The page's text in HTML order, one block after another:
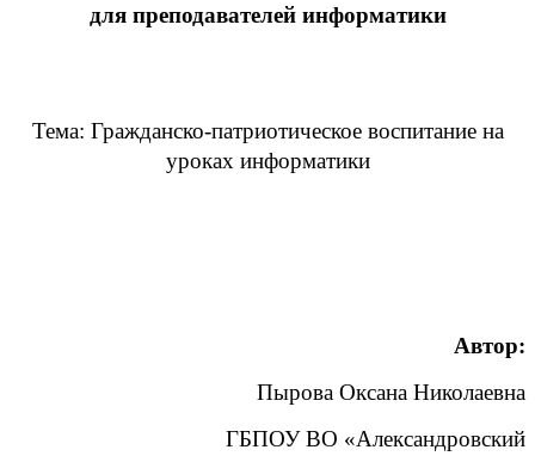
для преподавателей информатики
Тема: Гражданско-патриотическое воспитание на
уроках информатики
Автор:
Пырова Оксана Николаевна
ГБПОУ ВО «Александровский